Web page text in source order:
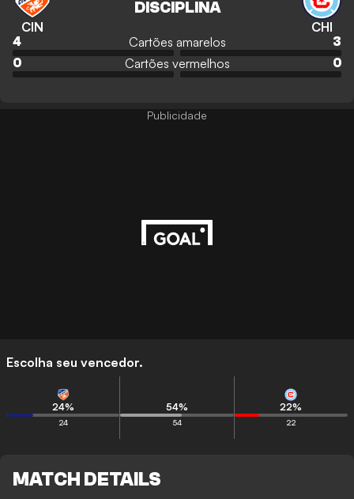
CIN
DISCIPLINA
CHI
4 Cartões amarelos
3
0
Cartões vermelhos 0
Escolha seu vencedor.
24%
24
54%
54
22%
22
MATCH DETAILS
Publicidade